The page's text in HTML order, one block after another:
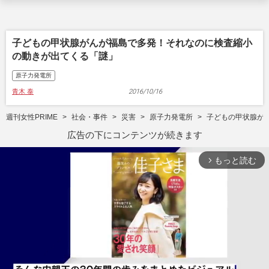
子どもの甲状腺がんが福島で多発！それなのに検査縮小
の動きが出てくる「謎」
原子力発電所
青木 泰 2016/10/16
週刊女性PRIME 社会・事件 災害 原子力発電所 子どもの甲状腺が
広告の下にコンテンツが続きます
arrow_forward_ios もっと読む